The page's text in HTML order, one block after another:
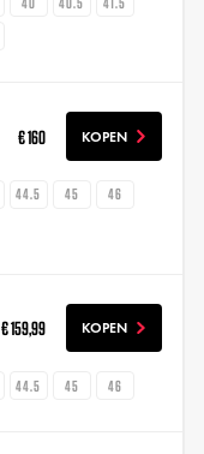
€ 160 KOPEN
44.5 45
46
€ 159,99 KOPEN
44.5 45 46